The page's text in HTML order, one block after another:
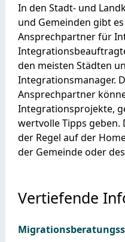
In den Stadt- und
und Gemeinden gibt
Ansprechpartner für
den meisten Städten
Integrationsmanager.
Ansprechpartner
Integrationsprojekte,
wertvolle Tipps geben.
der Regel auf der
der Gemeinde oder
Vertiefende